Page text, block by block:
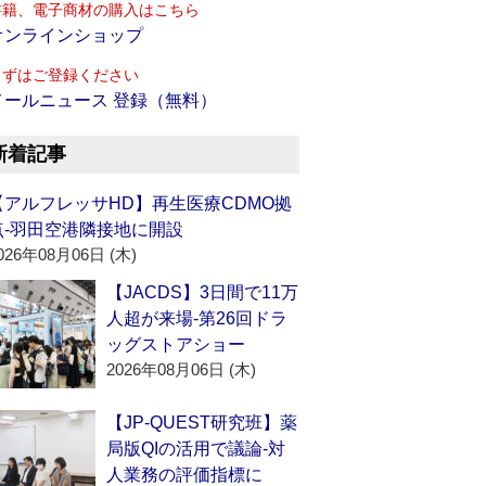
、電子商材の購入はこちら
ンラインショップ
はご登録ください
ールニュース 登録（無料）
着記事
アルフレッサHD】再生医療CDMO拠
‐羽田空港隣接地に開設
年08月06日 (木)
【JACDS】3日間で11万
人超が来場‐第26回ドラ
ッグストアショー
2026年08月06日 (木)
【JP-QUEST研究班】薬
局版QIの活用で議論‐対
人業務の評価指標に